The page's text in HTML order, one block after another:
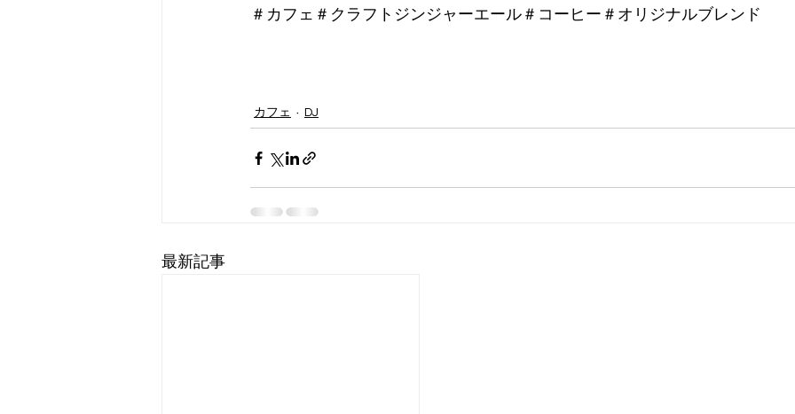
＃カフェ＃クラフトジンジャーエール＃コーヒー＃オリジナルブレンド
カフェ DJ
最新記事